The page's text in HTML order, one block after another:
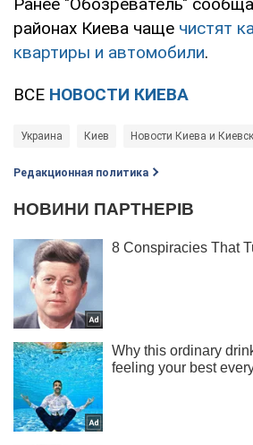
районах Киева чаще чистят
квартиры и автомобили.
ВСЕ НОВОСТИ КИЕВА
Украина Киев Новости Киева и
Редакционная политика